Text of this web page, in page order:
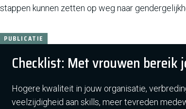
stappen kunnen zetten op weg naar
Checklist: Met vrouwen bereik
Hogere kwaliteit in jouw organisatie,
veelzijdigheid aan skills, meer tevreden
PUBLICATIE